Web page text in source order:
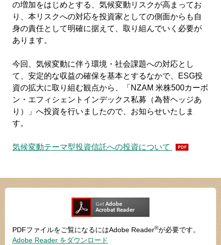
の増加をはじめとする、気候変動リスクが高まってお
り、本リスクへの対応を投資家としての側面からも自
身の責任として明確に据えて、取り組んでいく必要が
あります。
今回、気候変動に伴う環境・社会課題への対応とし
て、安定的な収益の確保を基本とするなかで、ESG投
資の拡大に取り組む観点から、「NZAM 米株500カーボ
ン・エフィシェントインデックス私募（為替ヘッジあ
り）」へ投資を行いましたので、お知らせいたしま
す。
気候変動テーマ型投資信託への投資について
PDFファイルをご覧になるにはAdobe Reader®が必要です。
Adobe Reader をダウンロード